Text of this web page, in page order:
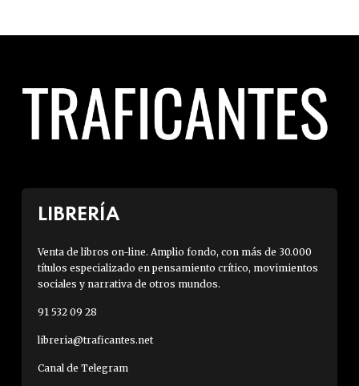
LIBRERÍA
Venta de libros on-line. Amplio fondo, con más de 30.000
títulos especializado en pensamiento crítico, movimientos
sociales y narrativa de otros mundos.
91 532 09 28
libreria@traficantes.net
Canal de Telegram